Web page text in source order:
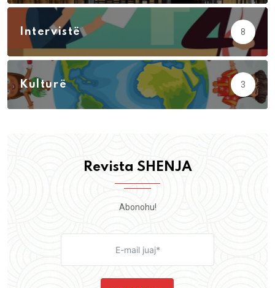
Intervistë 8
Kulturë 3
Revista SHENJA
Abonohu!